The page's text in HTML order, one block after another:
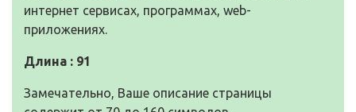
интернет сервисах, программах, web-
приложениях.
Длина : 91
Замечательно, Ваше описание страницы